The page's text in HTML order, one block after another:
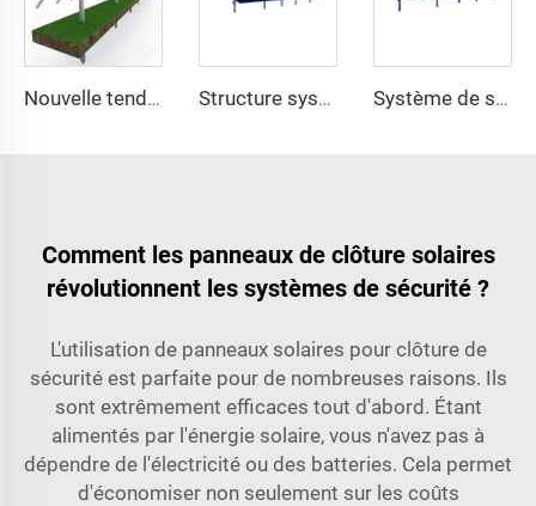
Nouvelle tendance système de suivi solaire à un axe structure de montage photovoltaïque lourde en acier avec service de découpe à prix avantageux Structure système de kits de suiveur solaire photovoltaïque à un axe lourd en acier du fabricant professionnel Système de suivi solaire monoculaire fabriqué en Chine avec moteur de rotation
Comment les panneaux de clôture solaires
révolutionnent les systèmes de sécurité ?
L'utilisation de panneaux solaires pour clôture de
sécurité est parfaite pour de nombreuses raisons. Ils
sont extrêmement efficaces tout d'abord. Étant
alimentés par l'énergie solaire, vous n'avez pas à
dépendre de l'électricité ou des batteries. Cela permet
d'économiser non seulement sur les coûts